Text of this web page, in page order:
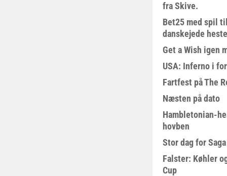
fra Skive.
Bet25 med spil
danskejede
Get a Wish igen
USA: Inferno i
Fartfest på The
Næsten på dato
Hambletonian-
hovben
Stor dag for
Falster: Køhler
Cup